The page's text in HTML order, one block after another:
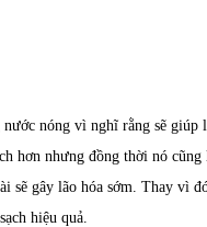
nóng vì nghĩ rằng sẽ
hơn nhưng đồng thời nó
sẽ gây lão hóa sớm. Thay vì
hiệu quả.